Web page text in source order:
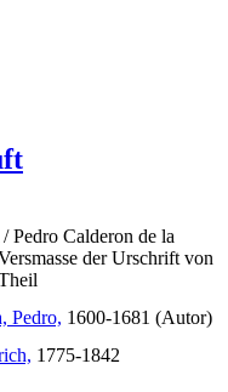
Pedro Calderon de la
der Urschrift von
Pedro, 1600-1681 (Autor)
1775-1842